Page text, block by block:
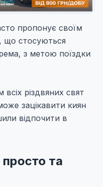
пропонує своїм
що стосуються
з метою поїздки
різдвяних свят
зацікавити киян
відпочити в
та